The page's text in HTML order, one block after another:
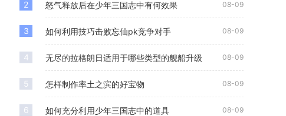
为备
2 怒气释放后在少年三国志中有何效果 08-09
3 如何利用技巧击败忘仙pk竞争对手 08-09
4 无尽的拉格朗日适用于哪些类型的舰船升级 08-09
5 怎样制作率土之滨的好宝物 08-09
6 如何充分利用少年三国志中的道具 08-09